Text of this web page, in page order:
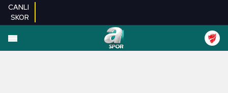
CANLI
SKOR